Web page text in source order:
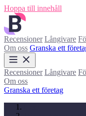
Hoppa till innehåll
Recensioner Långivare
Om oss Granska ett
Recensioner Långivare
Om oss
Granska ett företag